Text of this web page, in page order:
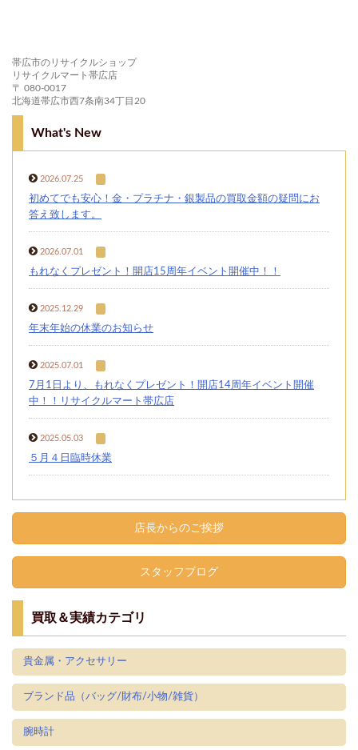
帯広市のリサイクルショップ
リサイクルマート帯広店
〒 080-0017
北海道帯広市西7条南34丁目20
What's New
2026.07.25
初めてでも安心！金・プラチナ・銀製品の買取金額の疑問にお
答え致します。
2026.07.01
もれなくプレゼント！開店15周年イベント開催中！！
2025.12.29
年末年始の休業のお知らせ
2025.07.01
7月1日より、もれなくプレゼント！開店14周年イベント開催
中！！リサイクルマート帯広店
2025.05.03
５月４日臨時休業
店長からのご挨拶
スタッフブログ
買取＆実績カテゴリ
貴金属・アクセサリー
ブランド品（バッグ/財布/小物/雑貨）
腕時計